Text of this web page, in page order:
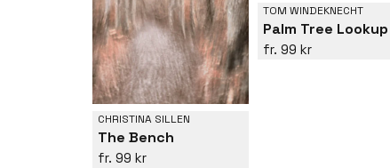
CHRISTINA SILLEN
The Bench
99 kr
TOM WINDEKNECHT
Palm Tree Lookup
99 kr